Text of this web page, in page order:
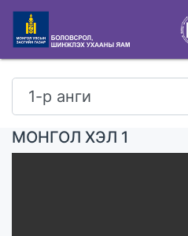
МОНГОЛ ХЭЛ 1